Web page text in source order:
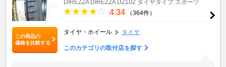
この商品の
価格を比較する
DIREZZA DIREZZA DZ102 タイヤタイプ:スポーツ
4.34 （364件）
タイヤ・ホイール タイヤ
このカテゴリの取付店を探す